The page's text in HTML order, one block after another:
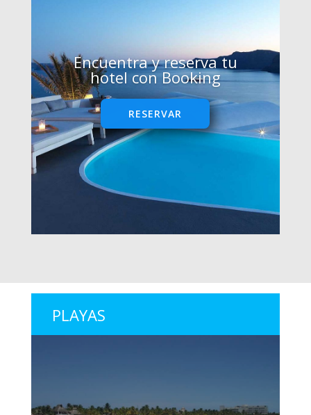
Encuentra y reserva tu
hotel con Booking
RESERVAR
PLAYAS